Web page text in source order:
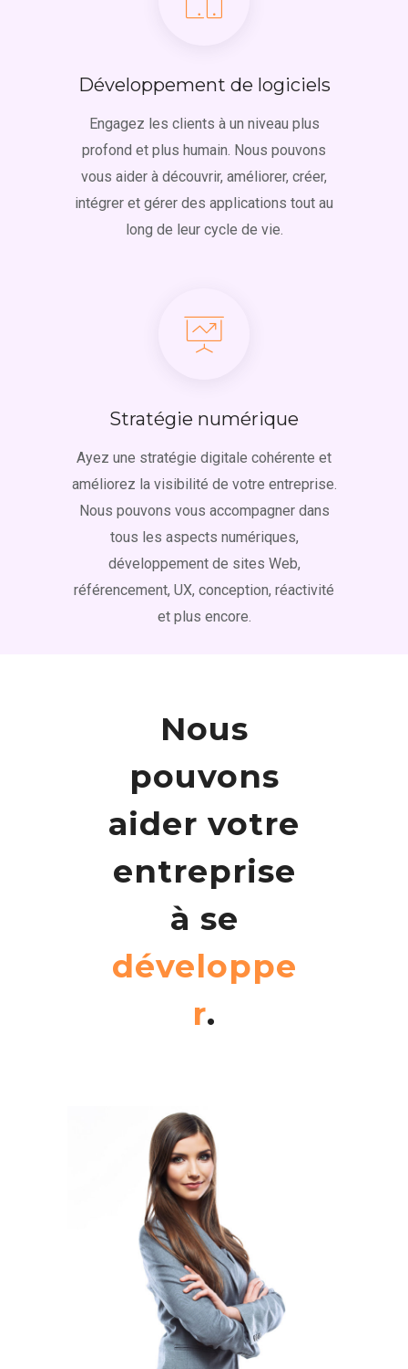
Développement de logiciels
Engagez les clients à un niveau plus
profond et plus humain. Nous pouvons
vous aider à découvrir, améliorer, créer,
intégrer et gérer des applications tout au
long de leur cycle de vie.
Stratégie numérique
Ayez une stratégie digitale cohérente et
améliorez la visibilité de votre entreprise.
Nous pouvons vous accompagner dans
tous les aspects numériques,
développement de sites Web,
référencement, UX, conception, réactivité
et plus encore.
Nous
pouvons
aider votre
entreprise
à se
développe
r.